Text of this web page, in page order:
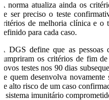
A norma atualiza ainda os
de ser preciso o teste
critérios de melhoria clínica e o
definido para cada caso.
A DGS define que as pessoas
cumpriram os critérios de fim
novos testes nos 90 dias
de quem desenvolva novamente
de alto risco de um caso
o sistema imunitário